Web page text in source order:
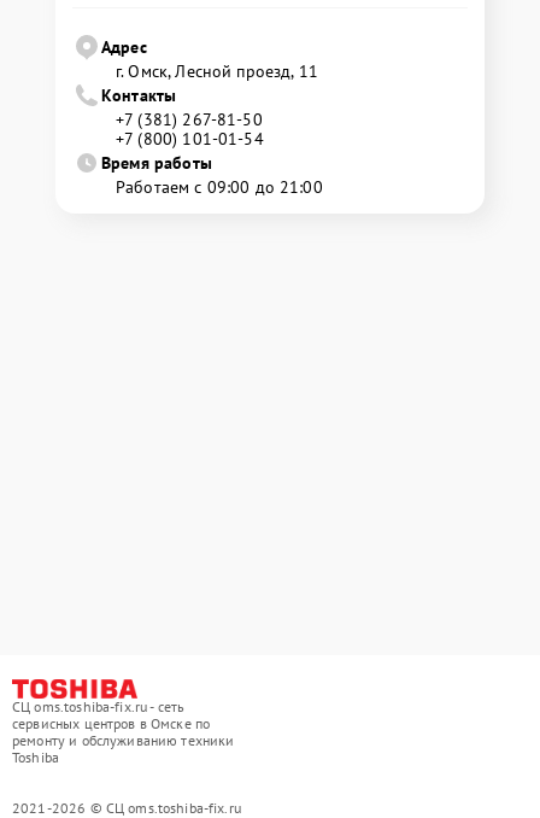
Адрес
г. Омск, ​Лесной проезд, 11
Контакты
+7 (381) 267-81-50
+7 (800) 101-01-54
Время работы
Работаем с 09:00 до 21:00
СЦ oms.toshiba-fix.ru - сеть
сервисных центров в Омске по
ремонту и обслуживанию техники
Toshiba
2021-2026 © СЦ oms.toshiba-fix.ru